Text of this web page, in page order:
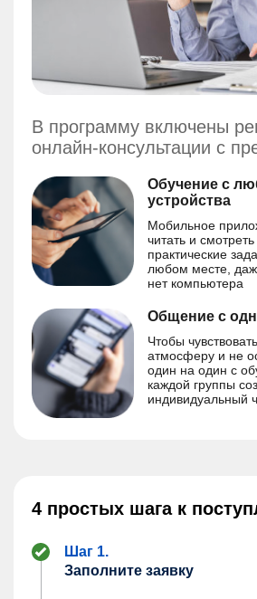
В программу включены
онлайн-консультации с
Обучение с
устройства
Мобильное
читать и
практические
любом месте,
нет компьютера
Общение с
Чтобы
атмосферу и не
один на один с
каждой группы
индивидуальный
4 простых шага к
Шаг 1.
Заполните заявку